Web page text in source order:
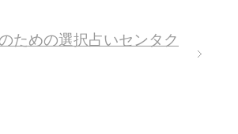
ための選択占いセンタク